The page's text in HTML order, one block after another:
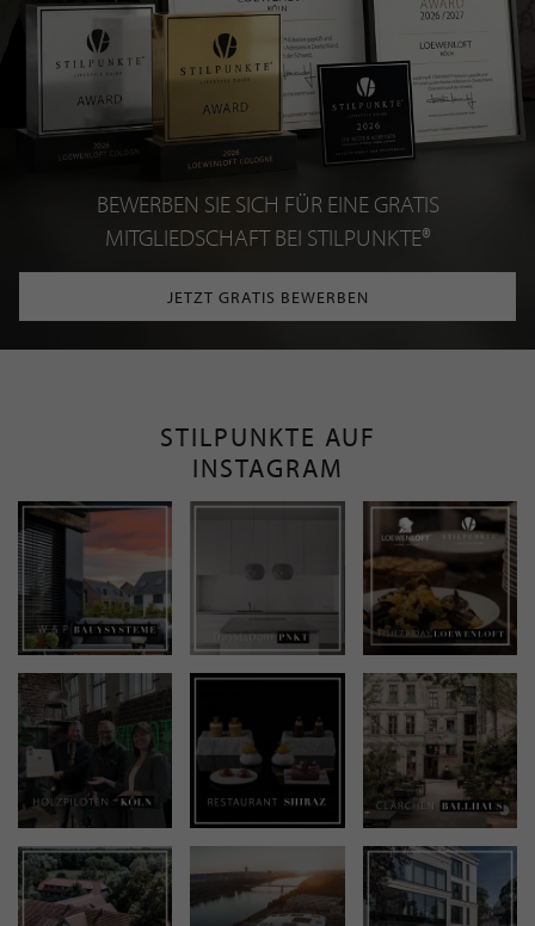
BEWERBEN SIE SICH FÜR EINE GRATIS
MITGLIEDSCHAFT BEI STILPUNKTE®
JETZT GRATIS BEWERBEN
STILPUNKTE AUF
INSTAGRAM